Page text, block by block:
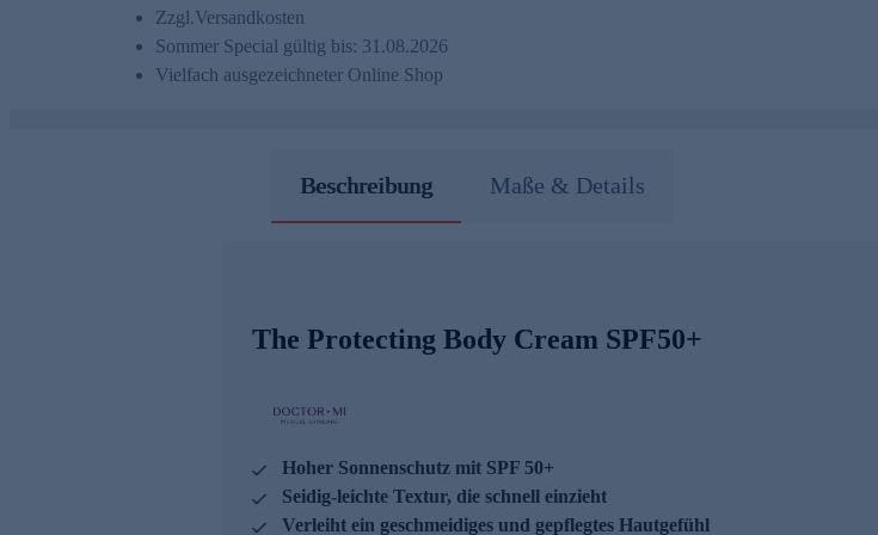
Zzgl.Versandkosten
Sommer Special gültig bis: 31.08.2026
Vielfach ausgezeichneter Online Shop
Beschreibung Maße & Details
The Protecting Body Cream SPF50+
Hoher Sonnenschutz mit SPF 50+
Seidig-leichte Textur, die schnell einzieht
Verleiht ein geschmeidiges und gepflegtes Hautgefühl